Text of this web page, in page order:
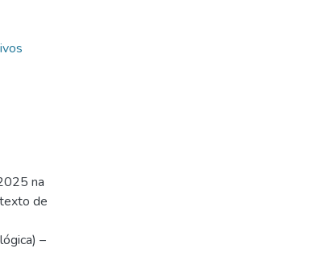
na
de
–